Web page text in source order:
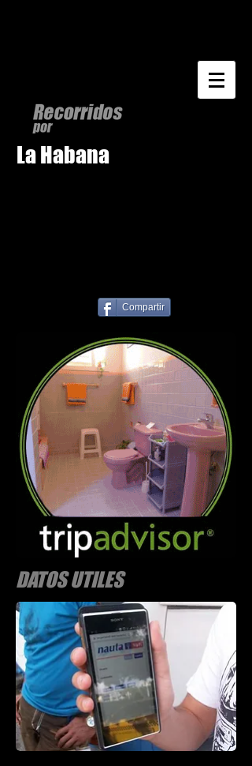
La Habana
Compartir
DATOS UTILES